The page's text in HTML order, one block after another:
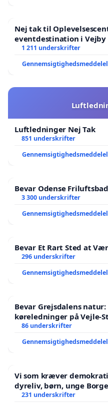
Nej tak til
eventdestination i Vejby
lokalområde i balance
1 211 underskrifter
Luftledninger Nej Tak
851 underskrifter
Bevar Odense Friluftsbad
3 300 underskrifter
Bevar Et Rart Sted at
296 underskrifter
Bevar Grejsdalens
køreledninger på Vejle-
86 underskrifter
Vi som kræver demokrati og
dyreliv, børn, unge
Der er
231 underskrifter